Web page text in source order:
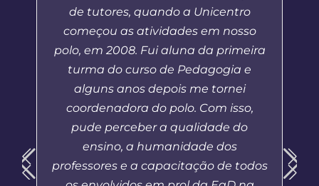
de tutores, quando a Unicentro
começou as atividades em nosso
polo, em 2008. Fui aluna da primeira
turma do curso de Pedagogia e
alguns anos depois me tornei
coordenadora do polo. Com isso,
pude perceber a qualidade do
ensino, a humanidade dos
professores e a capacitação de todos